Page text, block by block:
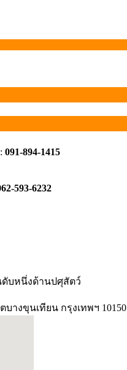
: 091-894-1415
593-6232
ดับหนึ่งด้านปศุสัตว์
างขุนเทียน กรุงเทพฯ 10150